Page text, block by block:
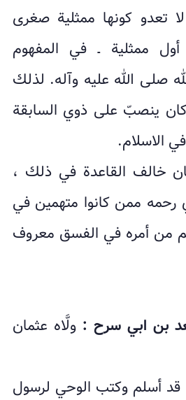
لا تعدو كونها ممثلية صغرى
ممثلية ـ في المفهوم
صلى الله عليه وآله. لذلك
كان ينصبّ على ذوي السابقة
الاسلام.
خالف القاعدة في ذلك ،
رحمه ممن كانوا متهمين في
من أمره في الفسق معروف
ولَّاه عثمان
قد أسلم وكتب الوحي لرسول